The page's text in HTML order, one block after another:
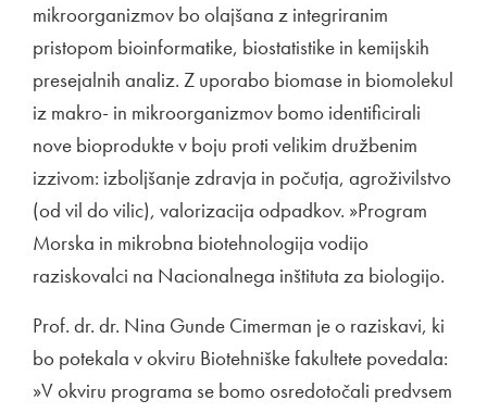
mikroorganizmov bo olajšana z integriranim
pristopom bioinformatike, biostatistike in kemijskih
presejalnih analiz. Z uporabo biomase in biomolekul
iz makro- in mikroorganizmov bomo identificirali
nove bioprodukte v boju proti velikim družbenim
izzivom: izboljšanje zdravja in počutja, agroživilstvo
(od vil do vilic), valorizacija odpadkov. »Program
Morska in mikrobna biotehnologija vodijo
raziskovalci na Nacionalnega inštituta za biologijo.
Prof. dr. dr. Nina Gunde Cimerman je o raziskavi, ki
bo potekala v okviru Biotehniške fakultete povedala:
»V okviru programa se bomo osredotočali predvsem